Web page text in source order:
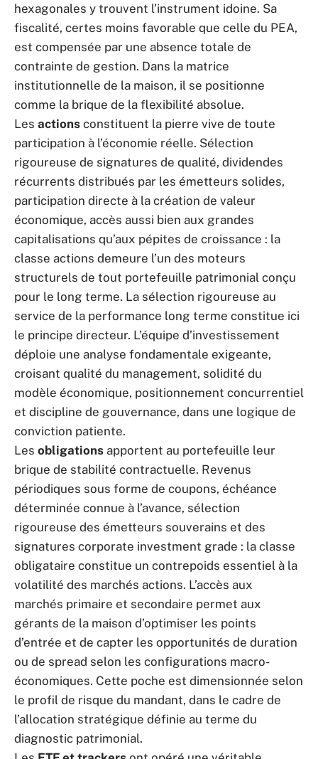
hexagonales y trouvent l’instrument idoine. Sa
fiscalité, certes moins favorable que celle du PEA,
est compensée par une absence totale de
contrainte de gestion. Dans la matrice
institutionnelle de la maison, il se positionne
comme la brique de la flexibilité absolue.
Les actions constituent la pierre vive de toute
participation à l’économie réelle. Sélection
rigoureuse de signatures de qualité, dividendes
récurrents distribués par les émetteurs solides,
participation directe à la création de valeur
économique, accès aussi bien aux grandes
capitalisations qu’aux pépites de croissance : la
classe actions demeure l’un des moteurs
structurels de tout portefeuille patrimonial conçu
pour le long terme. La sélection rigoureuse au
service de la performance long terme constitue ici
le principe directeur. L’équipe d’investissement
déploie une analyse fondamentale exigeante,
croisant qualité du management, solidité du
modèle économique, positionnement concurrentiel
et discipline de gouvernance, dans une logique de
conviction patiente.
Les obligations apportent au portefeuille leur
brique de stabilité contractuelle. Revenus
périodiques sous forme de coupons, échéance
déterminée connue à l’avance, sélection
rigoureuse des émetteurs souverains et des
signatures corporate investment grade : la classe
obligataire constitue un contrepoids essentiel à la
volatilité des marchés actions. L’accès aux
marchés primaire et secondaire permet aux
gérants de la maison d’optimiser les points
d’entrée et de capter les opportunités de duration
ou de spread selon les configurations macro-
économiques. Cette poche est dimensionnée selon
le profil de risque du mandant, dans le cadre de
l’allocation stratégique définie au terme du
diagnostic patrimonial.